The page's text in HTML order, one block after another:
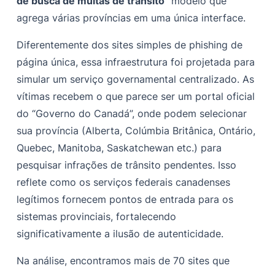
agrega várias províncias em uma única interface.
Diferentemente dos sites simples de phishing de
página única, essa infraestrutura foi projetada para
simular um serviço governamental centralizado. As
vítimas recebem o que parece ser um portal oficial
do “Governo do Canadá”, onde podem selecionar
sua província (Alberta, Colúmbia Britânica, Ontário,
Quebec, Manitoba, Saskatchewan etc.) para
pesquisar infrações de trânsito pendentes. Isso
reflete como os serviços federais canadenses
legítimos fornecem pontos de entrada para os
sistemas provinciais, fortalecendo
significativamente a ilusão de autenticidade.
Na análise, encontramos mais de 70 sites que